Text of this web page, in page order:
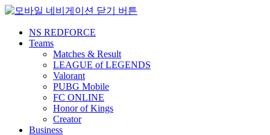
NS REDFORCE
Teams
Matches & Result
LEAGUE of LEGENDS
Valorant
PUBG Mobile
FC ONLINE
Honor of Kings
Creator
Business